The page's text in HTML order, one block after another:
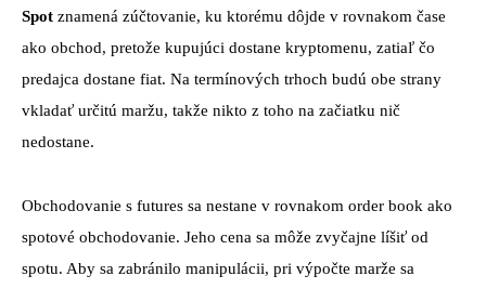
Spot znamená zúčtovanie, ku ktorému dôjde v rovnakom čase
ako obchod, pretože kupujúci dostane kryptomenu, zatiaľ čo
predajca dostane fiat. Na termínových trhoch budú obe strany
vkladať určitú maržu, takže nikto z toho na začiatku nič
nedostane.
Obchodovanie s futures sa nestane v rovnakom order book ako
spotové obchodovanie. Jeho cena sa môže zvyčajne líšiť od
spotu. Aby sa zabránilo manipulácii, pri výpočte marže sa